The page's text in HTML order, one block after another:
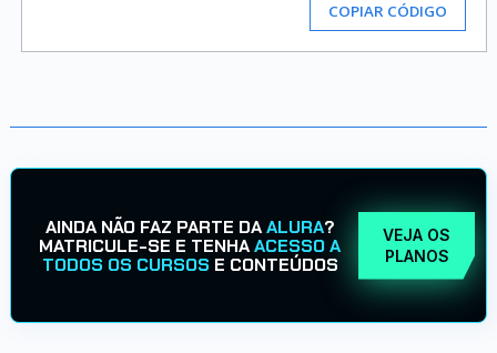
COPIAR CÓDIGO
AINDA NÃO FAZ PARTE DAALURA?
MATRICULE-SE E TENHAACESSO A
TODOS OS CURSOS E CONTEÚDOS
VEJA OS
PLANOS